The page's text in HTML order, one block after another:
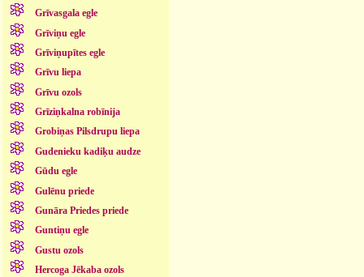
Grīvasgala egle
Grīviņu egle
Grīviņupītes egle
Grīvu liepa
Grīvu ozols
Grīziņkalna robīnija
Grobiņas Pilsdrupu liepa
Gudenieku kadiķu audze
Gūdu egle
Gulēnu priede
Gunāra Priedes priede
Guntiņu egle
Gustu ozols
Hercoga Jēkaba ozols